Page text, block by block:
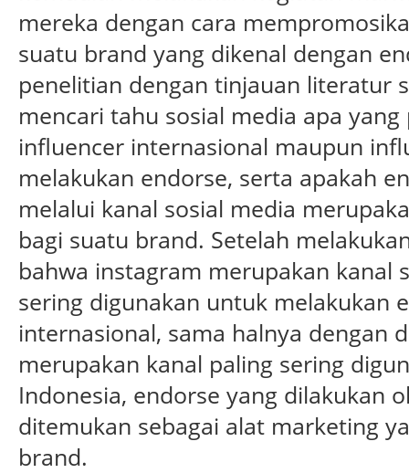
mereka dengan cara
suatu brand yang dikenal dengan
penelitian dengan tinjauan literatur
mencari tahu sosial media apa
influencer internasional maupun
melakukan endorse, serta apakah
melalui kanal sosial media
bagi suatu brand. Setelah
bahwa instagram merupakan kanal
sering digunakan untuk melakukan
internasional, sama halnya dengan
merupakan kanal paling sering
Indonesia, endorse yang dilakukan
ditemukan sebagai alat marketing
brand.